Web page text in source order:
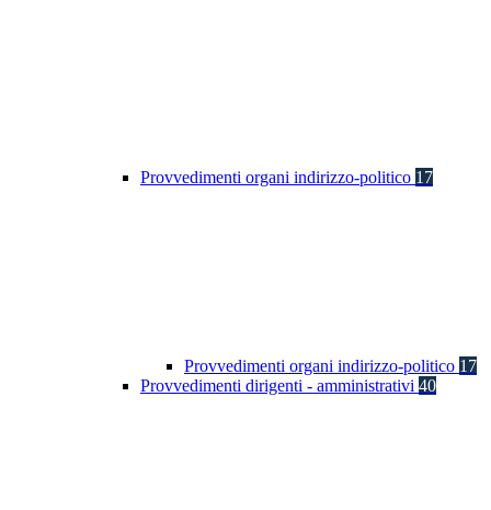
Provvedimenti organi indirizzo-politico 17
Provvedimenti organi indirizzo-politico 17
Provvedimenti dirigenti - amministrativi 40